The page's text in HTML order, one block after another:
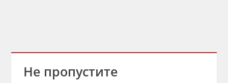
Не пропустите